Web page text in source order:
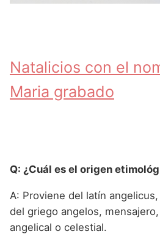
Natalicios con el
Maria grabado
Q: ¿Cuál es el origen
A: Proviene del latín
del griego angelos,
angelical o celestial.